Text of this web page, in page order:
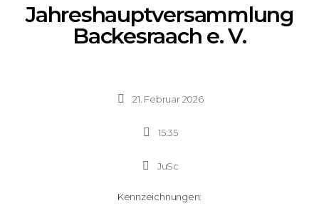
Jahreshauptversammlung
Backesraach e. V.
21. Februar 2026
15:35
JuSc
Kennzeichnungen: